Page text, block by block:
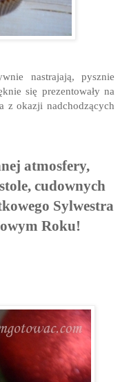
nastrajają, pysznie
się prezentowały na
z okazji nadchodzących
atmosfery,
cudownych
Sylwestra
Roku!